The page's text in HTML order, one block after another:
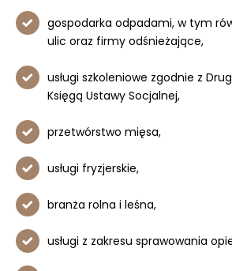
gospodarka odpadami, w tym
ulic oraz firmy odśnieżające,
usługi szkoleniowe zgodnie z
Księgą Ustawy Socjalnej,
przetwórstwo mięsa,
usługi fryzjerskie,
branża rolna i leśna,
usługi z zakresu sprawowania